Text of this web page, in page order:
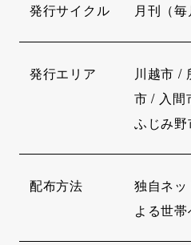
発行サイクル 月刊（毎
発行エリア
川越市 /
市 / 入間
ふじみ
配布方法
独自ネ
よる世